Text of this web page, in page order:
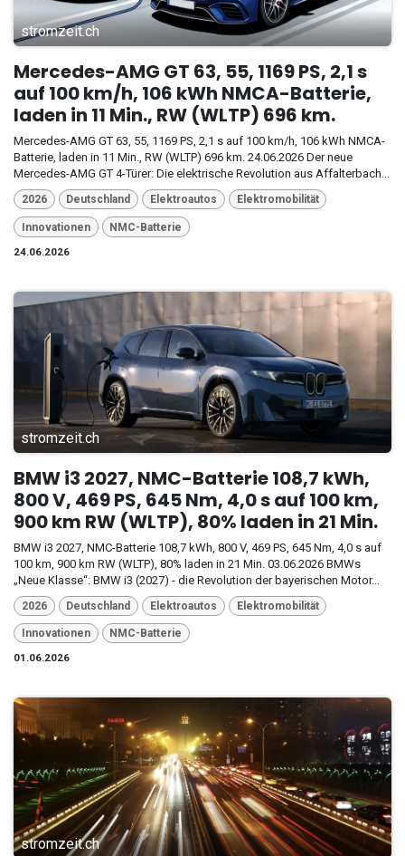
stromzeit.ch
Mercedes-AMG GT 63, 55, 1169 PS, 2,1 s
auf 100 km/h, 106 kWh NMCA-Batterie,
laden in 11 Min., RW (WLTP) 696 km.
Mercedes-AMG GT 63, 55, 1169 PS, 2,1 s auf 100 km/h, 106 kWh NMCA-
Batterie, laden in 11 Min., RW (WLTP) 696 km. 24.06.2026 Der neue
Mercedes-AMG GT 4-Türer: Die elektrische Revolution aus Affalterbach...
2026 Deutschland Elektroautos Elektromobilität
Innovationen
NMC-Batterie
24.06.2026
stromzeit.ch
BMW i3 2027, NMC-Batterie 108,7 kWh,
800 V, 469 PS, 645 Nm, 4,0 s auf 100 km,
900 km RW (WLTP), 80% laden in 21 Min.
BMW i3 2027, NMC-Batterie 108,7 kWh, 800 V, 469 PS, 645 Nm, 4,0 s auf
100 km, 900 km RW (WLTP), 80% laden in 21 Min. 03.06.2026 BMWs
„Neue Klasse“: BMW i3 (2027) - die Revolution der bayerischen Motor...
2026 Deutschland Elektroautos Elektromobilität
Innovationen
NMC-Batterie
01.06.2026
stromzeit.ch